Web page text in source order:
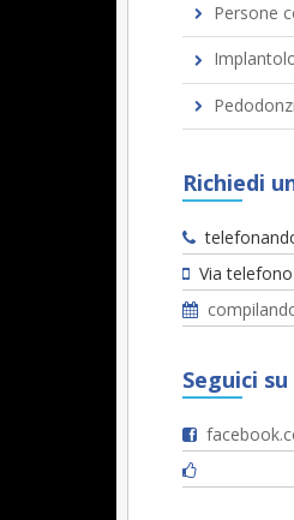
Persone
Richiedi
Via
Seguici